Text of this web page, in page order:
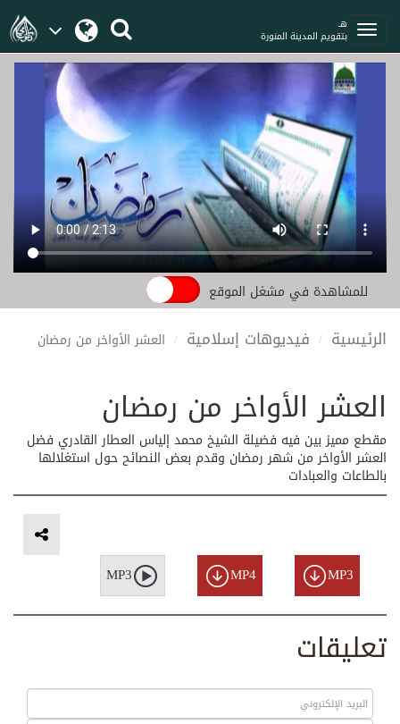
هـ
بتقويم المدينة المنورة
للمشاهدة في مشغل الموقع
الرئيسية فيديوهات إسلامية العشر الأواخر من رمضان
العشر الأواخر من رمضان
مقطع مميز بين فيه فضيلة الشيخ محمد إلياس العطار القادري فضل
العشر الأواخر من شهر رمضان وقدم بعض النصائح حول استغلالها
بالطاعات والعبادات
MP3
MP4
MP3
تعليقات